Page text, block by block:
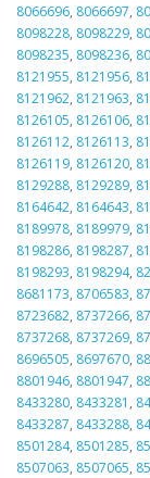
8066696, 8066697,
8098228, 8098229,
8098235, 8098236,
8121955, 8121956,
8121962, 8121963,
8126105, 8126106,
8126112, 8126113,
8126119, 8126120,
8129288, 8129289,
8164642, 8164643,
8189978, 8189979,
8198286, 8198287,
8198293, 8198294,
8681173, 8706583,
8723682, 8737266,
8737268, 8737269,
8696505, 8697670,
8801946, 8801947,
8433280, 8433281 ,
8433287, 8433288,
8501284, 8501285,
8507063, 8507065,